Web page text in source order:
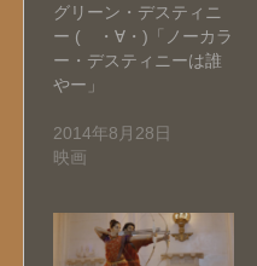
グリーン・デスティニ
ー ( ・∀・)「ノーカラ
ー・デスティニーは誰
やー」
…
2014年8月28日
映画